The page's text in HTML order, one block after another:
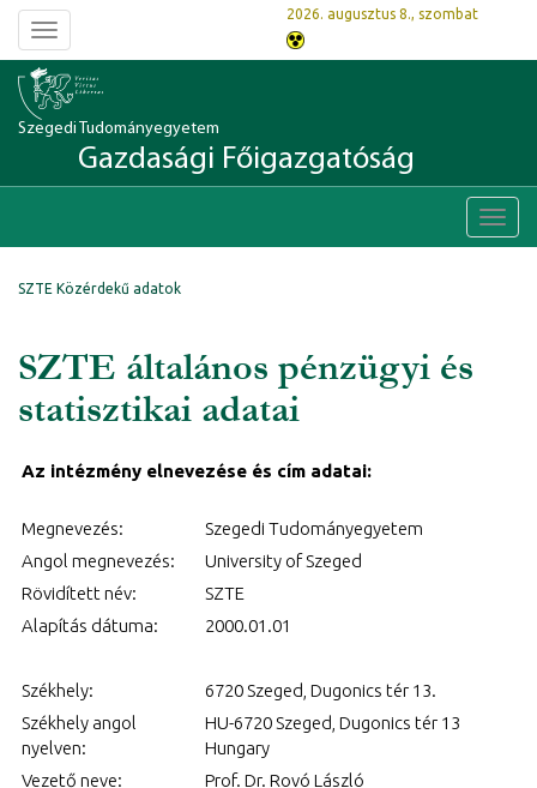
Toggle
navigation
2026. augusztus 8., szombat
Szegedi Tudományegyetem
Gazdasági Főigazgatóság
SZTE Közérdekű adatok
SZTE általános pénzügyi és
statisztikai adatai
Az intézmény elnevezése és cím adatai:
Megnevezés:
Szegedi Tudományegyetem
Angol megnevezés:
University of Szeged
Rövidített név:
SZTE
Alapítás dátuma:
2000.01.01
Székhely:
6720 Szeged, Dugonics tér 13.
Székhely angol
nyelven:
HU-6720 Szeged, Dugonics tér 13
Hungary
Vezető neve:
Prof. Dr. Rovó László